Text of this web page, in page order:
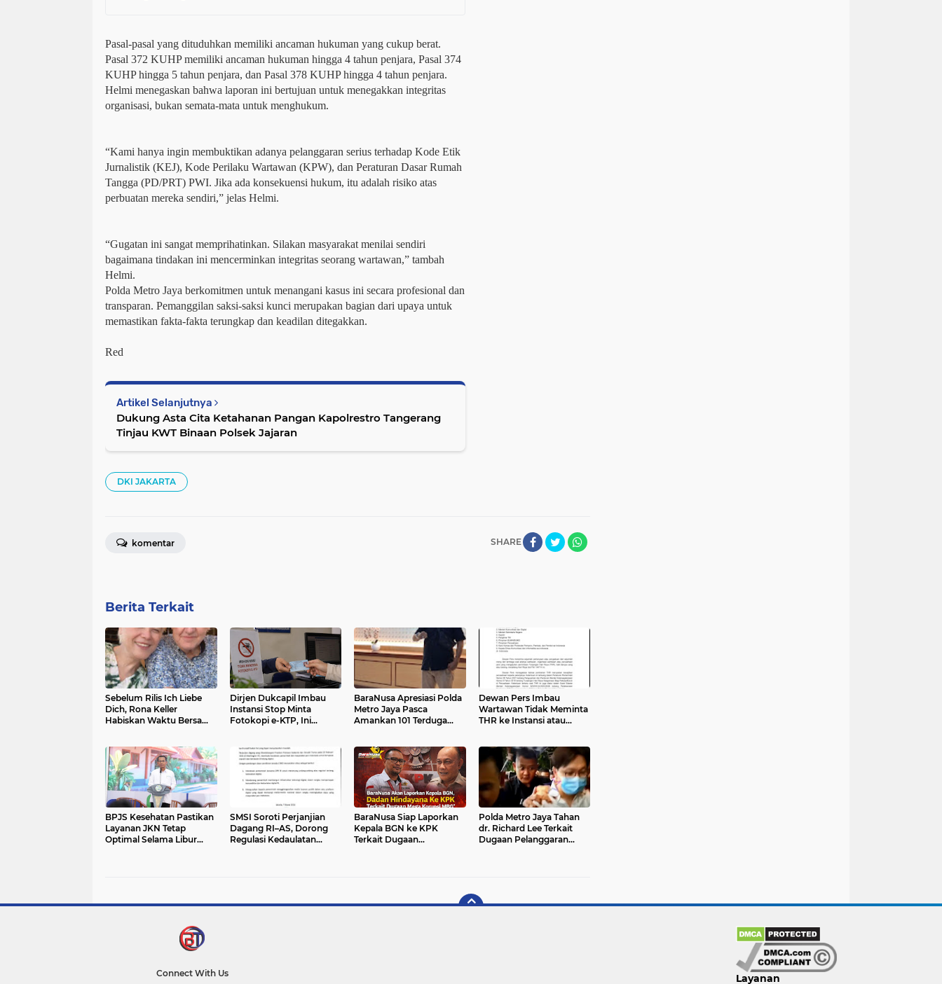
Pasal-pasal yang dituduhkan memiliki ancaman hukuman yang cukup berat.
Pasal 372 KUHP memiliki ancaman hukuman hingga 4 tahun penjara, Pasal 374
KUHP hingga 5 tahun penjara, dan Pasal 378 KUHP hingga 4 tahun penjara.
Helmi menegaskan bahwa laporan ini bertujuan untuk menegakkan integritas
organisasi, bukan semata-mata untuk menghukum.
“Kami hanya ingin membuktikan adanya pelanggaran serius terhadap Kode Etik
Jurnalistik (KEJ), Kode Perilaku Wartawan (KPW), dan Peraturan Dasar Rumah
Tangga (PD/PRT) PWI. Jika ada konsekuensi hukum, itu adalah risiko atas
perbuatan mereka sendiri,” jelas Helmi.
“Gugatan ini sangat memprihatinkan. Silakan masyarakat menilai sendiri
bagaimana tindakan ini mencerminkan integritas seorang wartawan,” tambah
Helmi.
Polda Metro Jaya berkomitmen untuk menangani kasus ini secara profesional dan
transparan. Pemanggilan saksi-saksi kunci merupakan bagian dari upaya untuk
memastikan fakta-fakta terungkap dan keadilan ditegakkan.
Red
Artikel Selanjutnya
Dukung Asta Cita Ketahanan Pangan Kapolrestro Tangerang
Tinjau KWT Binaan Polsek Jajaran
DKI JAKARTA
SHARE
komentar
Berita Terkait
Sebelum Rilis Ich Liebe
Dich, Rona Keller
Habiskan Waktu Bersama
Dirjen Dukcapil Imbau
Instansi Stop Minta
Fotokopi e-KTP, Ini
BaraNusa Apresiasi Polda
Metro Jaya Pasca
Amankan 101 Terduga
Dewan Pers Imbau
Wartawan Tidak Meminta
THR ke Instansi atau
BPJS Kesehatan Pastikan
Layanan JKN Tetap
Optimal Selama Libur
SMSI Soroti Perjanjian
Dagang RI–AS, Dorong
Regulasi Kedaulatan
BaraNusa Siap Laporkan
Kepala BGN ke KPK
Terkait Dugaan
Polda Metro Jaya Tahan
dr. Richard Lee Terkait
Dugaan Pelanggaran
Connect With Us Layanan